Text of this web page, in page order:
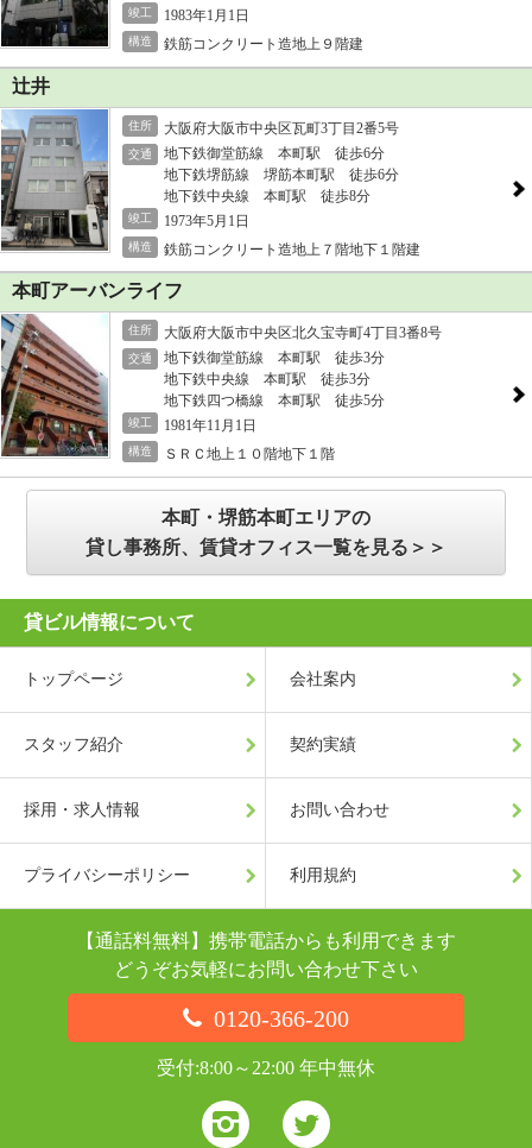
竣工 1983年1月1日
構造 鉄筋コンクリート造地上９階建
辻井
住所 大阪府大阪市中央区瓦町3丁目2番5号
交通
地下鉄御堂筋線 本町駅 徒歩6分
地下鉄堺筋線 堺筋本町駅 徒歩6分
地下鉄中央線 本町駅 徒歩8分
竣工 1973年5月1日
構造 鉄筋コンクリート造地上７階地下１階建
本町アーバンライフ
住所 大阪府大阪市中央区北久宝寺町4丁目3番8号
交通
地下鉄御堂筋線 本町駅 徒歩3分
地下鉄中央線 本町駅 徒歩3分
地下鉄四つ橋線 本町駅 徒歩5分
竣工 1981年11月1日
構造 ＳＲＣ地上１０階地下１階
本町・堺筋本町エリアの
貸し事務所、賃貸オフィス一覧を見る＞＞
貸ビル情報について
トップページ 会社案内
スタッフ紹介 契約実績
採用・求人情報 お問い合わせ
プライバシーポリシー 利用規約
【通話料無料】携帯電話からも利用できます
どうぞお気軽にお問い合わせ下さい
0120-366-200
受付:8:00～22:00 年中無休